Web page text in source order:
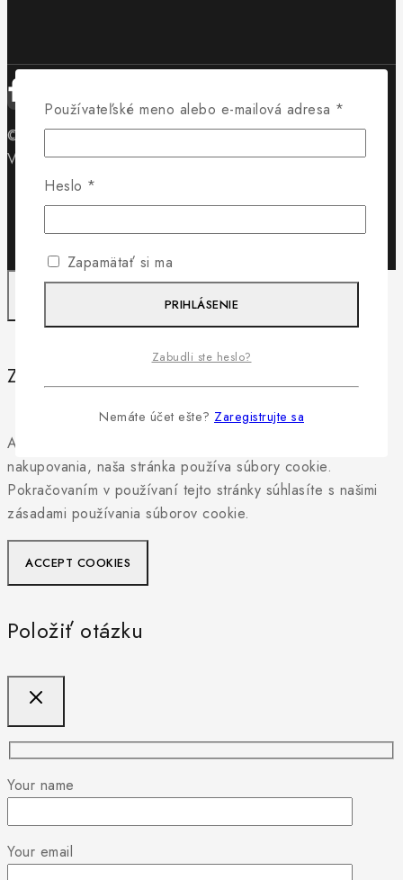
© 2026 Obuv Lewis - WordPress Theme byAvanam
VytvoriloByteminds
Záleží nám na vašom súkromí
Aby sme vám mohli poskytnúť personalizovaný zážitok z
nakupovania, naša stránka používa súbory cookie.
Pokračovaním v používaní tejto stránky súhlasíte s našimi
zásadami používania súborov cookie.
ACCEPT COOKIES
Položiť otázku
Your name
Your email
Používateľské meno alebo e-mailová adresa *
Heslo *
Zapamätať si ma
PRIHLÁSENIE
Zabudli ste heslo?
Nemáte účet ešte? Zaregistrujte sa